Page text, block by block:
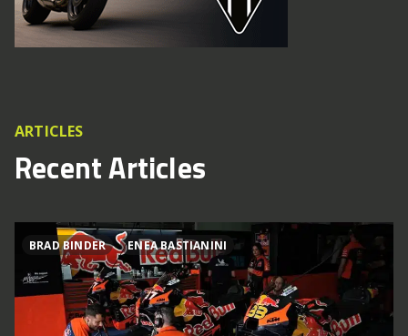
ARTICLES
Recent Articles
BRAD BINDER ENEA BASTIANINI